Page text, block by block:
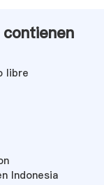
libre
Indonesia